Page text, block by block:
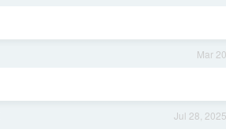
Mar 20
Jul 28, 2025